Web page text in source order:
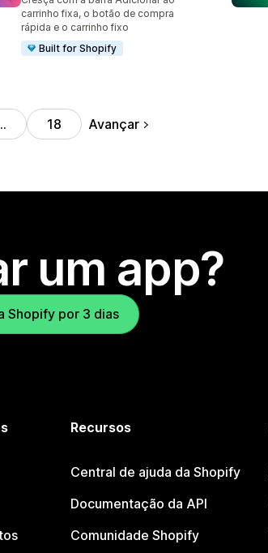
carrinho fixa, o botão de compra
rápida e o carrinho fixo
Built for Shopify
18 Avançar
um app?
Shopify por 3 dias
Recursos
Central de ajuda da Shopify
Documentação da API
Comunidade Shopify